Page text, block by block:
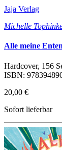
Jaja Verlag
Michelle
Alle meine Enten
Hardcover, 156
ISBN:
20,00 €
Sofort lieferbar